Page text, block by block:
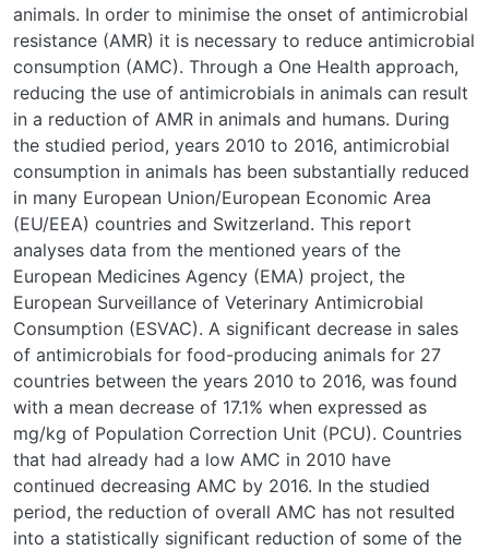
animals. In order to minimise the onset of antimicrobial
resistance (AMR) it is necessary to reduce antimicrobial
consumption (AMC). Through a One Health approach,
reducing the use of antimicrobials in animals can result
in a reduction of AMR in animals and humans. During
the studied period, years 2010 to 2016, antimicrobial
consumption in animals has been substantially reduced
in many European Union/European Economic Area
(EU/EEA) countries and Switzerland. This report
analyses data from the mentioned years of the
European Medicines Agency (EMA) project, the
European Surveillance of Veterinary Antimicrobial
Consumption (ESVAC). A significant decrease in sales
of antimicrobials for food-producing animals for 27
countries between the years 2010 to 2016, was found
with a mean decrease of 17.1% when expressed as
mg/kg of Population Correction Unit (PCU). Countries
that had already had a low AMC in 2010 have
continued decreasing AMC by 2016. In the studied
period, the reduction of overall AMC has not resulted
into a statistically significant reduction of some of the